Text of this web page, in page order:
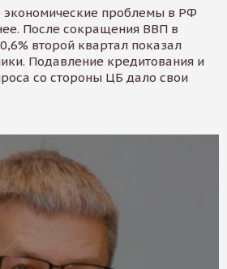
экономические проблемы в РФ
После сокращения ВВП в
второй квартал показал
Подавление кредитования и
со стороны ЦБ дало свои